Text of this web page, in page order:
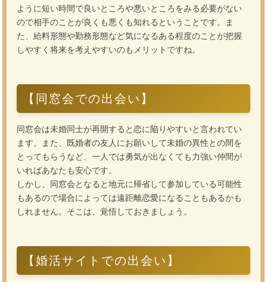
ように短い時間で良いところや悪いところをみる必要がない
ので相手のことが良くも悪くも知れるということです。ま
た、給料形態や勤務形態など気になるある程度のことが把握
しやすく将来を考えやすいのもメリットですね。
【同窓会での出会い】
同窓会は未婚同士が再開すると恋に陥りやすいと言われてい
ます。また、既婚者の友人にお願いして未婚の異性との間を
とってもらうなど、一人では勇気が出なくても力強い仲間が
いればあなたも安心です。
しかし、同窓会となると地元に帰省して参加している可能性
もあるので場合によっては遠距離恋愛になることもあるかも
しれません。そこは、覚悟しておきましょう。
【婚活サイトでの出会い】